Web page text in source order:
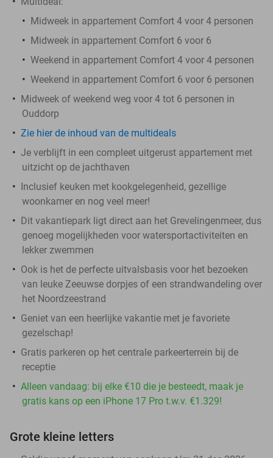
Midweek in appartement Comfort 4 voor 4 personen
Midweek in appartement Comfort 6 voor 6
Weekend in appartement Comfort 4 voor 4 personen
Weekend in appartement Comfort 6 voor 6 personen
Midweek of weekend weg voor 4 tot 6 personen in
Ouddorp
Zie hier de inhoud van de multideals
Je verblijft in een compleet uitgerust appartement met
uitzicht op de jachthaven
Inclusief keuken met kookgelegenheid, gezellige
woonkamer en nog veel meer!
Dit vakantiepark ligt direct aan het Grevelingenmeer, dus
genoeg mogelijkheden voor watersportactiviteiten en
lekker zwemmen
Ook is het de perfecte uitvalsbasis voor het bezoeken
van leuke Zeeuwse dorpjes of een strandwandeling over
het Noordzeestrand
Geniet van een heerlijke vakantie met je favoriete
gezelschap!
Gratis parkeren op het centrale parkeerterrein bij de
receptie
Alleen vandaag: bij elke €10 die je besteedt, maak je
gratis kans op een iPhone 17 Pro t.w.v. €1.329!
Grote kleine letters